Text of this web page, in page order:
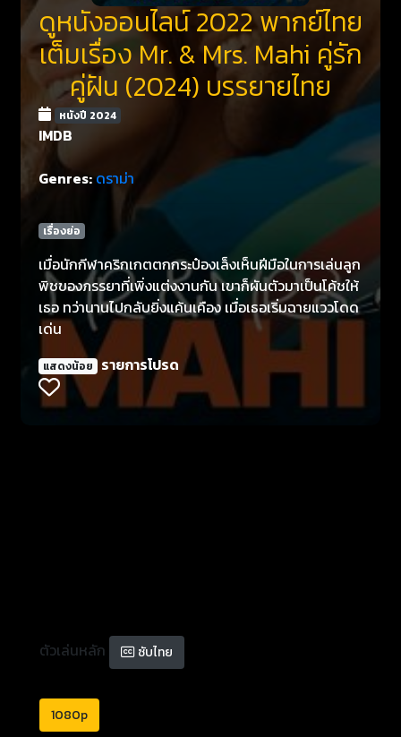
ดูหนังออนไลน์ 2022 พากย์ไทย
เต็มเรื่อง Mr. & Mrs. Mahi คู่รัก
คู่ฝัน (2024) บรรยายไทย
หนังปี 2024
IMDB
Genres:ดราม่า
เรื่องย่อ
เมื่อนักกีฬาคริกเกตตกกระป๋องเล็งเห็นฝีมือในการเล่นลูก
พิชของภรรยาที่เพิ่งแต่งงานกัน เขาก็ผันตัวมาเป็นโค้ชให้
เธอ ทว่านานไปกลับยิ่งแค้นเคือง เมื่อเธอเริ่มฉายแววโดด
เด่น
แสดงน้อย รายการโปรด
ตัวเล่นหลัก ซับไทย
1080p